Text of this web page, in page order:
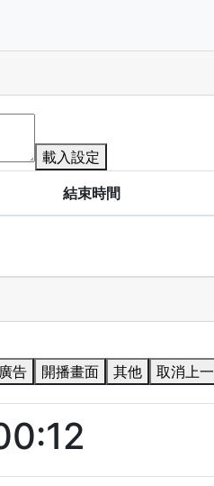
載入設定
結束時間
廣告 開播畫面 其他 取消上